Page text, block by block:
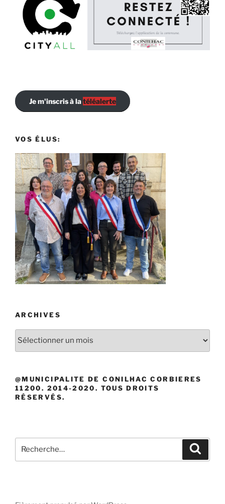
Je m'inscris à latéléalerte
VOS ÉLUS:
ARCHIVES
@MUNICIPALITE DE CONILHAC CORBIERES
11200. 2014-2020. TOUS DROITS
RÉSERVÉS.
pour